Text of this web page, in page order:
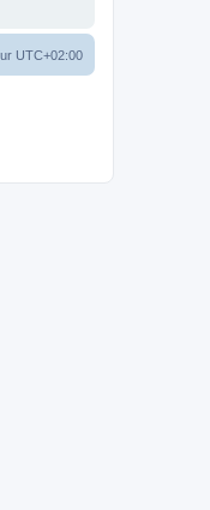
UTC+02:00